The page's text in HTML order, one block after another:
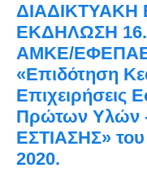
ΔΙΑΔΙΚΤΥΑΚΗ
ΕΚΔΗΛΩΣΗ
ΑΜΚΕ/ΕΦΕΠΑΕ
«Επιδότηση
Επιχειρήσεις
Πρώτων Υλών
ΕΣΤΙΑΣΗΣ»
2020.